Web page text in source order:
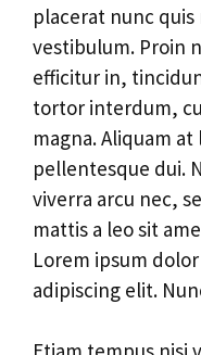
placerat nunc
vestibulum. Proin
efficitur in,
tortor interdum,
magna. Aliquam
pellentesque dui.
viverra arcu nec,
mattis a leo sit
Lorem ipsum
adipiscing elit.